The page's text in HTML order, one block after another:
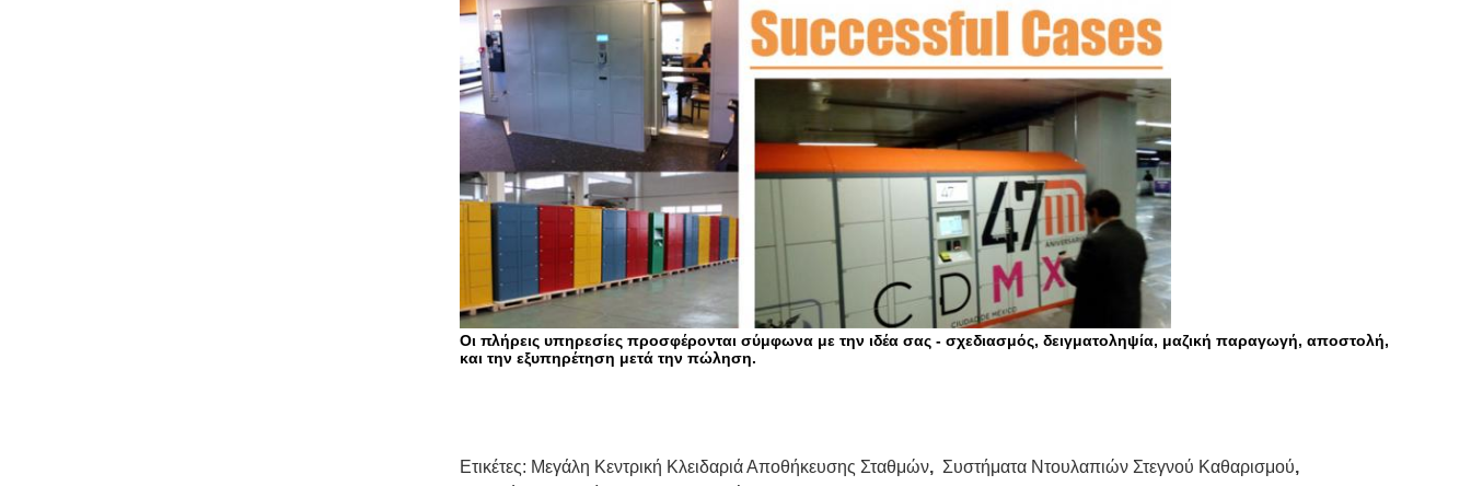
Οι πλήρεις υπηρεσίες προσφέρονται σύμφωνα με την ιδέα σας - σχεδιασμός, δειγματοληψία, μαζική παραγωγή, αποστολή,
και την εξυπηρέτηση μετά την πώληση.
Ετικέτες: Μεγάλη Κεντρική Κλειδαριά Αποθήκευσης Σταθμών, Συστήματα Ντουλαπιών Στεγνού Καθαρισμού,